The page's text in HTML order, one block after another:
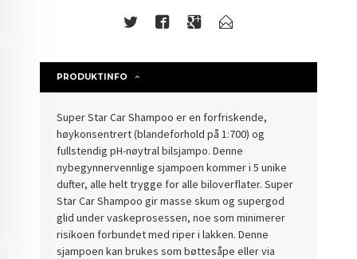
PRODUKTINFO
Super Star Car Shampoo er en forfriskende,
høykonsentrert (blandeforhold på 1:700) og
fullstendig pH-nøytral bilsjampo. Denne
nybegynnervennlige sjampoen kommer i 5 unike
dufter, alle helt trygge for alle biloverflater. Super
Star Car Shampoo gir masse skum og supergod
glid under vaskeprosessen, noe som minimerer
risikoen forbundet med riper i lakken. Denne
sjampoen kan brukes som bøttesåpe eller via